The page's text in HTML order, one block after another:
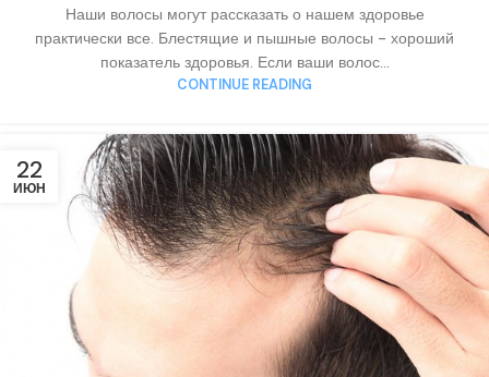
Наши волосы могут рассказать о нашем здоровье
практически все. Блестящие и пышные волосы - хороший
показатель здоровья. Если ваши волос...
CONTINUE READING
22
ИЮН